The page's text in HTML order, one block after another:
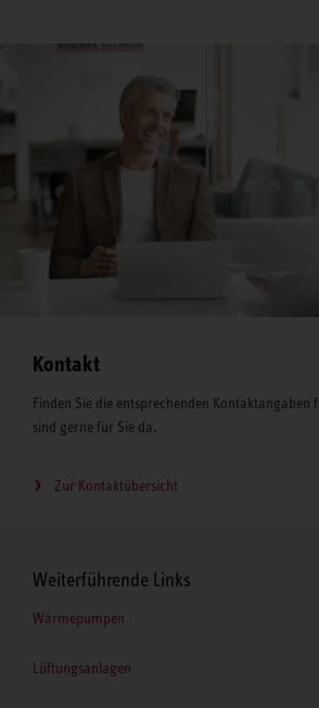
Kontakt
Finden Sie die entsprechenden
sind gerne für Sie da.
Zur Kontaktübersicht
Weiterführende Links
Wärmepumpen
Lüftungsanlagen